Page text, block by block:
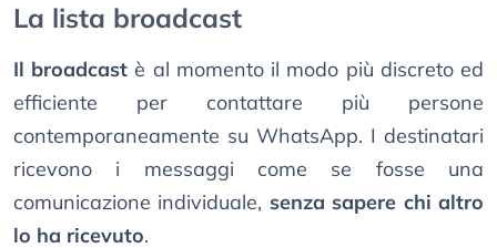
La lista broadcast
Il broadcast è al momento il modo più discreto ed
efficiente per contattare più persone
contemporaneamente su WhatsApp. I destinatari
ricevono i messaggi come se fosse una
comunicazione individuale, senza sapere chi altro
lo ha ricevuto.